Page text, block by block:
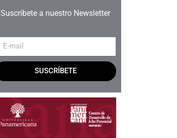
Suscríbete a nuestro Newsletter
SUSCRÍBETE